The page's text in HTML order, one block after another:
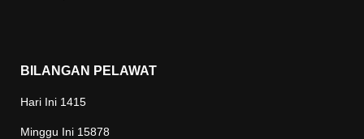
BILANGAN PELAWAT
Hari Ini 1415
Minggu Ini 15878